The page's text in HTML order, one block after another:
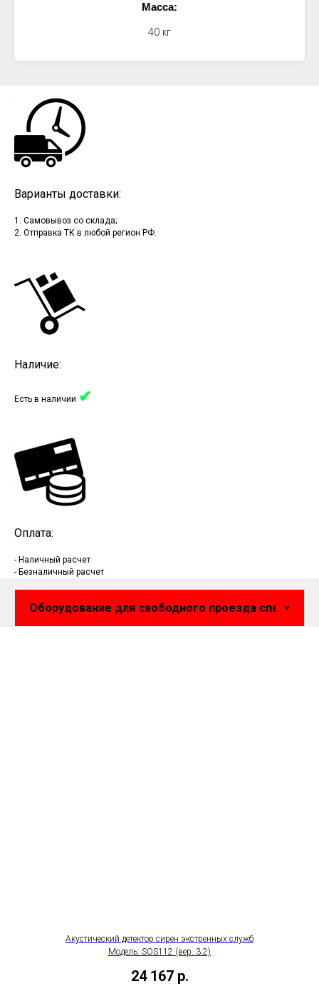
Масса:
40 кг
Варианты доставки:
1. Самовывоз со склада;
2. Отправка ТК в любой регион РФ.
Наличие:
Есть в наличии ✔
Оплата:
- Наличный расчет
- Безналичный расчет
Акустический детектор сирен экстренных служб
Модель: SOS112 (вер. 3.2)
24 167 р.